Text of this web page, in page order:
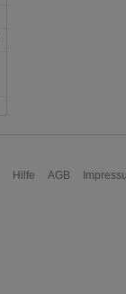
AGB
Hilfe